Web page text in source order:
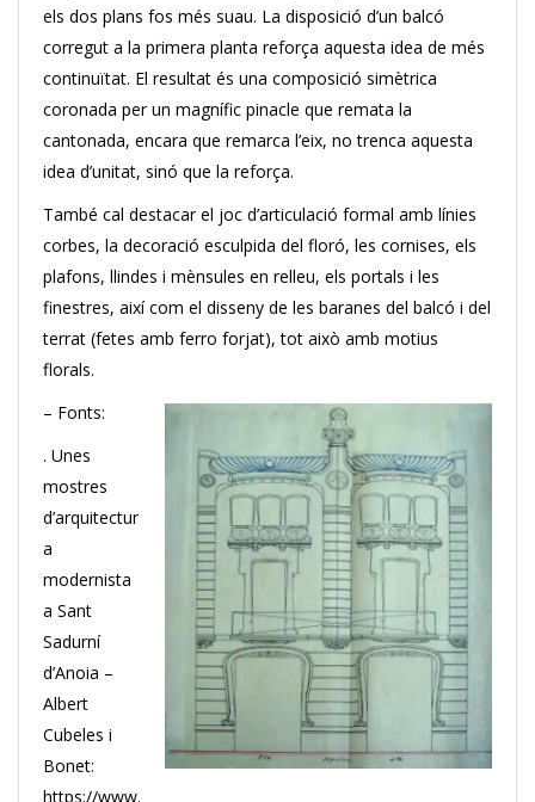
els dos plans fos més suau. La disposició d’un balcó
corregut a la primera planta reforça aquesta idea de més
continuïtat. El resultat és una composició simètrica
coronada per un magnífic pinacle que remata la
cantonada, encara que remarca l’eix, no trenca aquesta
idea d’unitat, sinó que la reforça.
També cal destacar el joc d’articulació formal amb línies
corbes, la decoració esculpida del floró, les cornises, els
plafons, llindes i mènsules en relleu, els portals i les
finestres, així com el disseny de les baranes del balcó i del
terrat (fetes amb ferro forjat), tot això amb motius
florals.
– Fonts:
. Unes
mostres
d’arquitectur
a
modernista
a Sant
Sadurní
d’Anoia –
Albert
Cubeles i
Bonet:
https://www.